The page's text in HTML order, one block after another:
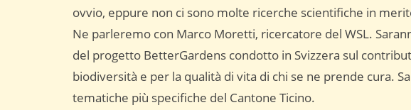
ovvio, eppure non ci sono molte ricerche scientifiche in
Ne parleremo con Marco Moretti, ricercatore del WSL.
del progetto BetterGardens condotto in Svizzera sul
biodiversità e per la qualità di vita di chi se ne prende cura.
tematiche più specifiche del Cantone Ticino.